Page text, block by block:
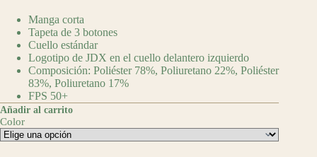
Manga corta
Tapeta de 3 botones
Cuello estándar
Logotipo de JDX en el cuello delantero izquierdo
Composición: Poliéster 78%, Poliuretano 22%, Poliéster
83%, Poliuretano 17%
FPS 50+
Añadir al carrito
Color